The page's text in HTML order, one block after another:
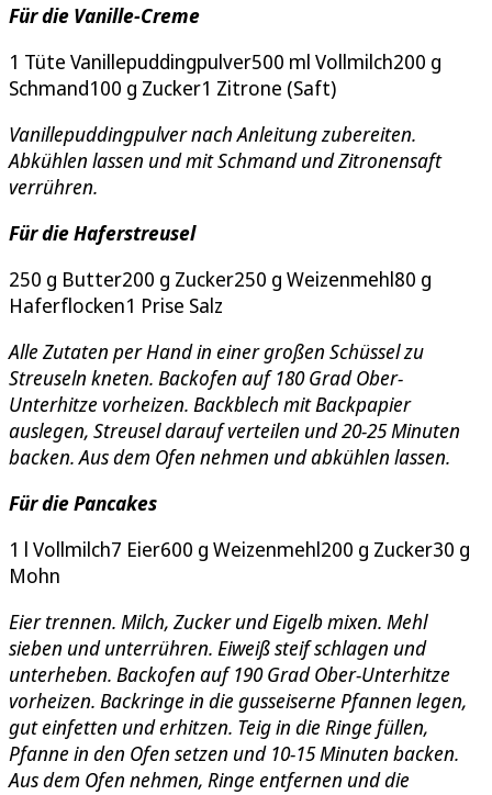
Für die Vanille-Creme
1 Tüte Vanillepuddingpulver500 ml Vollmilch200 g
Schmand100 g Zucker1 Zitrone (Saft)
Vanillepuddingpulver nach Anleitung zubereiten.
Abkühlen lassen und mit Schmand und Zitronensaft
verrühren.
Für die Haferstreusel
250 g Butter200 g Zucker250 g Weizenmehl80 g
Haferflocken1 Prise Salz
Alle Zutaten per Hand in einer großen Schüssel zu
Streuseln kneten. Backofen auf 180 Grad Ober-
Unterhitze vorheizen. Backblech mit Backpapier
auslegen, Streusel darauf verteilen und 20-25 Minuten
backen. Aus dem Ofen nehmen und abkühlen lassen.
Für die Pancakes
1 l Vollmilch7 Eier600 g Weizenmehl200 g Zucker30 g
Mohn
Eier trennen. Milch, Zucker und Eigelb mixen. Mehl
sieben und unterrühren. Eiweiß steif schlagen und
unterheben. Backofen auf 190 Grad Ober-Unterhitze
vorheizen. Backringe in die gusseiserne Pfannen legen,
gut einfetten und erhitzen. Teig in die Ringe füllen,
Pfanne in den Ofen setzen und 10-15 Minuten backen.
Aus dem Ofen nehmen, Ringe entfernen und die